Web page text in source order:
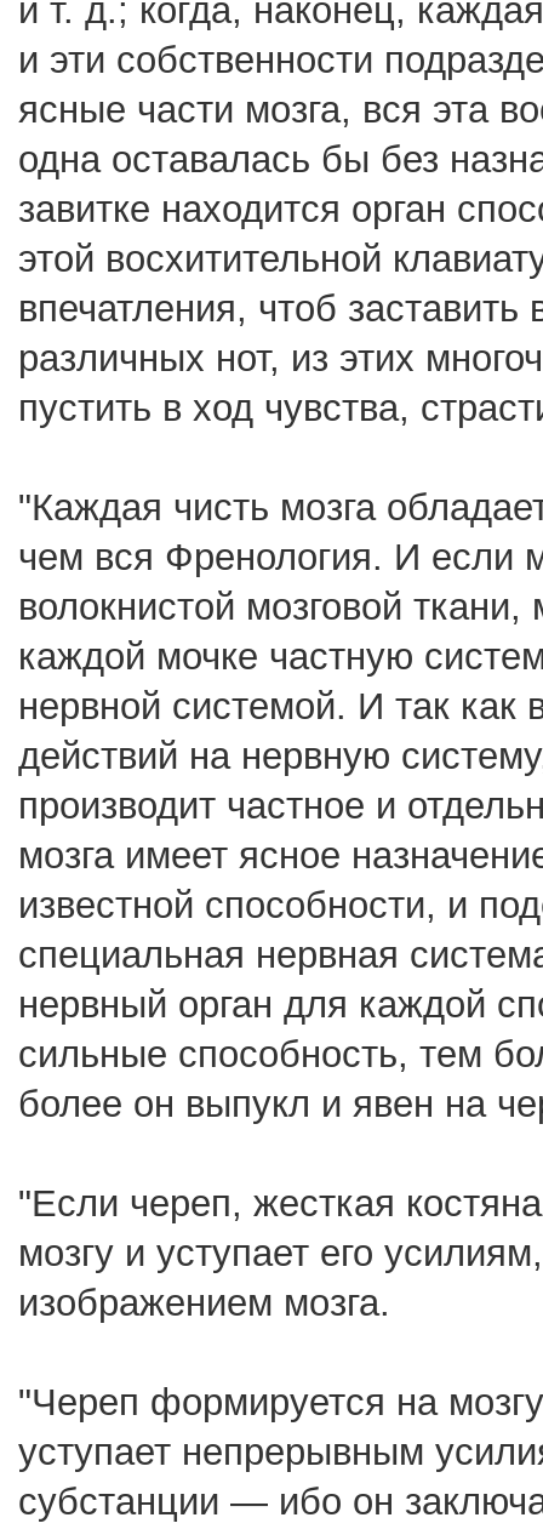
и т. д.; когда, наконец,
и эти собственности
ясные части мозга, вся эта
одна оставалась бы без
завитке находится орган
этой восхитительной
впечатления, чтоб
различных нот, из этих
пустить в ход чувства,
"Каждая чисть мозга
чем вся Френология. И если
волокнистой мозговой
каждой мочке частную
нервной системой. И так как
действий на нервную
производит частное и
мозга имеет ясное
известной способности, и
специальная нервная
нервный орган для каждой
сильные способность, тем
более он выпукл и явен на
"Если череп, жесткая
мозгу и уступает его
изображением мозга.
"Череп формируется на
уступает непрерывным
субстанции — ибо он